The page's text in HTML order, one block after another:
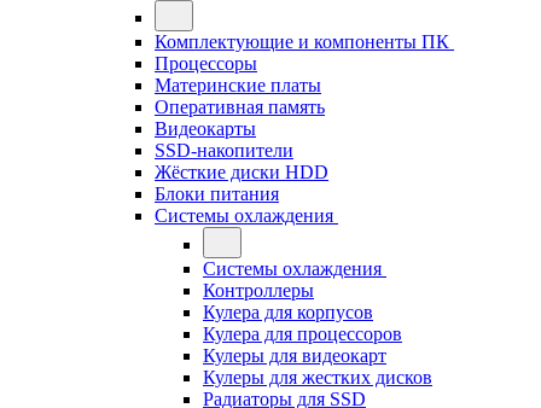
Комплектующие и компоненты ПК
Процессоры
Материнские платы
Оперативная память
Видеокарты
SSD-накопители
Жёсткие диски HDD
Блоки питания
Системы охлаждения
Системы охлаждения
Контроллеры
Кулера для корпусов
Кулера для процессоров
Кулеры для видеокарт
Кулеры для жестких дисков
Радиаторы для SSD